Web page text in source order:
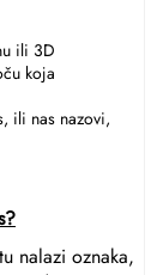
ili 3D
koja
nalazi oznaka,